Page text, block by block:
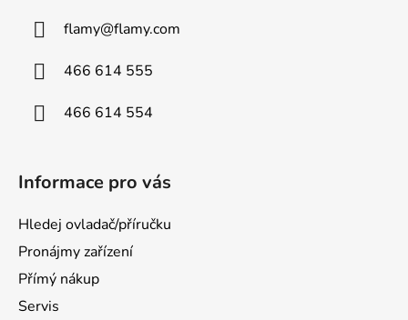
flamy@flamy.com
466 614 555
466 614 554
Informace pro vás
Hledej ovladač/příručku
Pronájmy zařízení
Přímý nákup
Servis